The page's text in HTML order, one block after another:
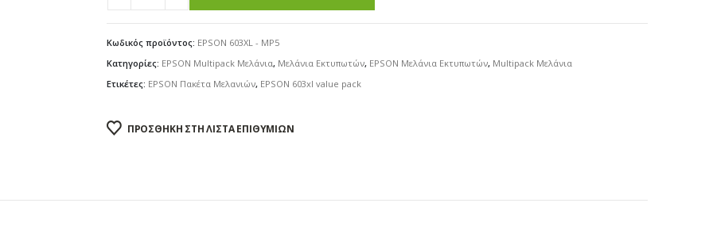
Κωδικός προϊόντος: EPSON 603XL - MP5
Κατηγορίες: EPSON Multipack Μελάνια, Μελάνια Εκτυπωτών, EPSON Μελάνια Εκτυπωτών, Multipack Μελάνια
Ετικέτες: EPSON Πακέτα Μελανιών, EPSON 603xl value pack
ΠΡΟΣΘΉΚΗ ΣΤΗ ΛΊΣΤΑ ΕΠΙΘΥΜΙΏΝ